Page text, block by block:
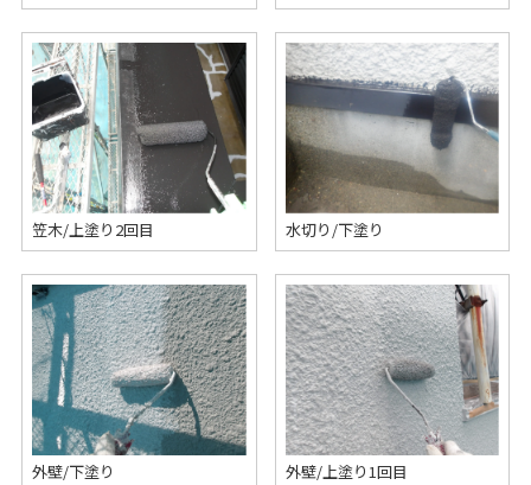
笠木/上塗り2回目 水切り/下塗り
外壁/下塗り 外壁/上塗り1回目